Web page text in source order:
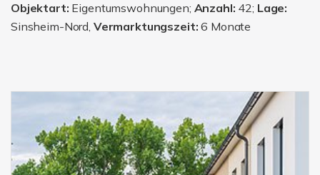
Objektart: Eigentumswohnungen; Anzahl: 42; Lage:
Sinsheim-Nord, Vermarktungszeit: 6 Monate